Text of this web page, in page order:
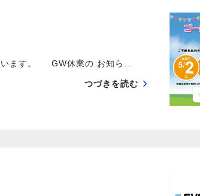
います。 GW休業の お知ら…
つづきを読む